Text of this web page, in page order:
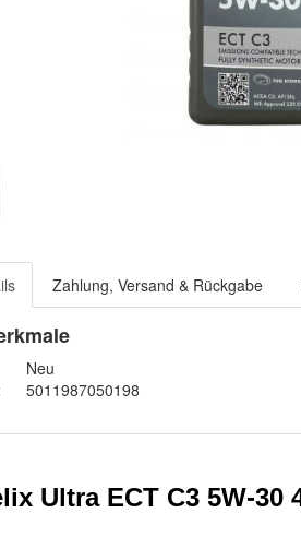
Zahlung, Versand & Rückgabe
Neu
5011987050198